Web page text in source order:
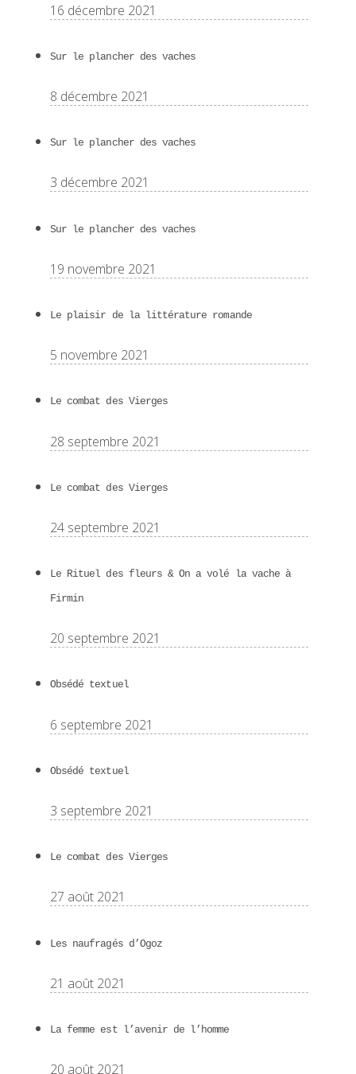
16 décembre 2021
Sur le plancher des vaches
8 décembre 2021
Sur le plancher des vaches
3 décembre 2021
Sur le plancher des vaches
19 novembre 2021
Le plaisir de la littérature romande
5 novembre 2021
Le combat des Vierges
28 septembre 2021
Le combat des Vierges
24 septembre 2021
Le Rituel des fleurs & On a volé la vache à
Firmin
20 septembre 2021
Obsédé textuel
6 septembre 2021
Obsédé textuel
3 septembre 2021
Le combat des Vierges
27 août 2021
Les naufragés d’Ogoz
21 août 2021
La femme est l’avenir de l’homme
20 août 2021